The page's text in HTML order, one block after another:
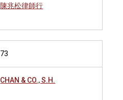
陳兆松律師行
73
CHAN & CO., S.H.